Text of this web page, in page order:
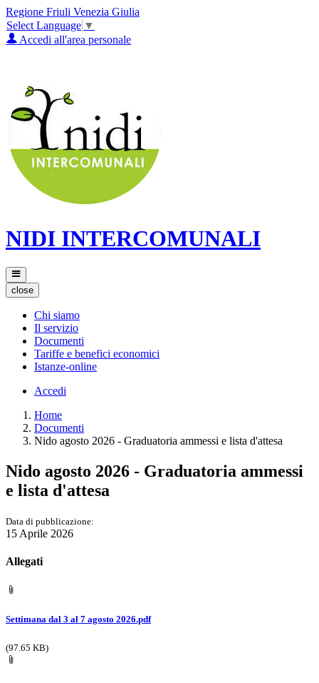
Regione Friuli Venezia Giulia
Select Language ▼
Accedi all'area personale
NIDI INTERCOMUNALI
close
Chi siamo
Il servizio
Documenti
Tariffe e benefici economici
Istanze-online
Accedi
Home
Documenti
Nido agosto 2026 - Graduatoria ammessi e lista d'attesa
Nido agosto 2026 - Graduatoria ammessi
e lista d'attesa
Data di pubblicazione:
15 Aprile 2026
Allegati
Settimana dal 3 al 7 agosto 2026.pdf
(97.65 KB)